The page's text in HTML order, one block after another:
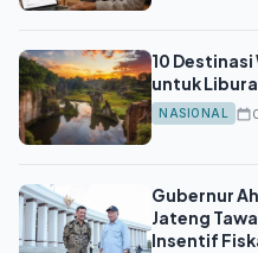
10
untuk
NASIONAL
Gubernur
Jateng
Insentif